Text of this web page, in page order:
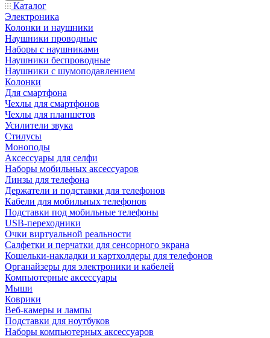
Каталог
Электроника
Колонки и наушники
Наушники проводные
Наборы с наушниками
Наушники беспроводные
Наушники с шумоподавлением
Колонки
Для смартфона
Чехлы для смартфонов
Чехлы для планшетов
Усилители звука
Стилусы
Моноподы
Аксессуары для селфи
Наборы мобильных аксессуаров
Линзы для телефона
Держатели и подставки для телефонов
Кабели для мобильных телефонов
Подставки под мобильные телефоны
USB-переходники
Очки виртуальной реальности
Салфетки и перчатки для сенсорного экрана
Кошельки-накладки и картхолдеры для телефонов
Органайзеры для электроники и кабелей
Компьютерные аксессуары
Мыши
Коврики
Веб-камеры и лампы
Подставки для ноутбуков
Наборы компьютерных аксессуаров